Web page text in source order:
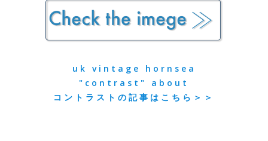
uk vintage hornsea
"contrast" about
コントラストの記事はこちら＞＞